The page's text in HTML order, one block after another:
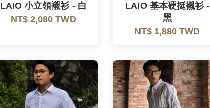
LAIO 小立領襯衫 - 白
NT$ 2,080 TWD
LAIO 基本硬挺襯衫 -
黑
NT$ 1,880 TWD